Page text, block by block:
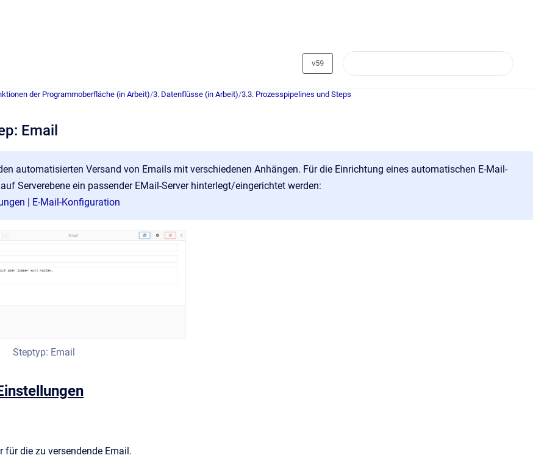
v59
der Programmoberfläche (in Arbeit)/3. Datenflüsse (in Arbeit)/3.3. Prozesspipelines und Steps
Email
automatisierten Versand von Emails mit verschiedenen Anhängen. Für die Einrichtung eines automatischen E-Mail-
Serverebene ein passender EMail-Server hinterlegt/eingerichtet werden:
| E-Mail-Konfiguration
Steptyp: Email
für die zu versendende Email.